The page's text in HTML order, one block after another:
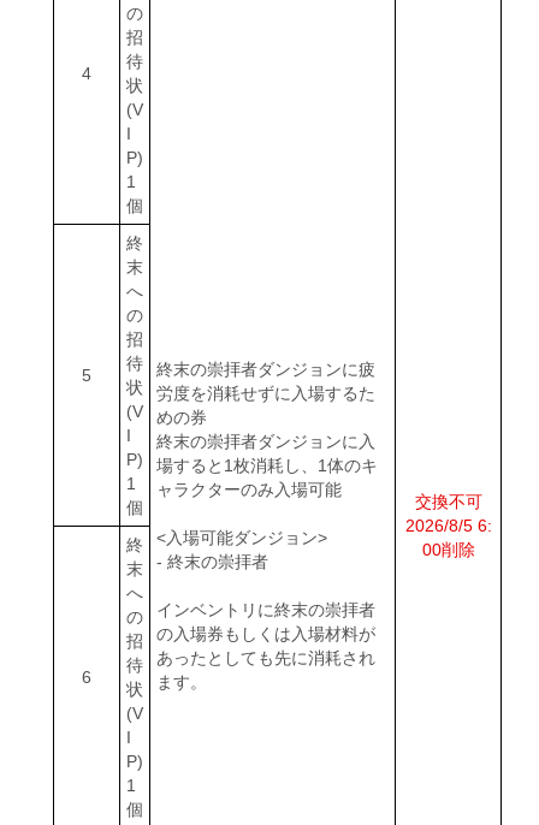
終末の崇拝者ダンジョンに疲
労度を消耗せずに入場するた
めの券
終末の崇拝者ダンジョンに入
場すると1枚消耗し、1体のキ
ャラクターのみ入場可能
<入場可能ダンジョン>
- 終末の崇拝者
インベントリに終末の崇拝者
の入場券もしくは入場材料が
あったとしても先に消耗され
ます。
交換不可
2026/8/5 6:
00削除
4
の
招
待
状
(V
I
P)
1
個
5
終
末
へ
の
招
待
状
(V
I
P)
1
個
6
終
末
へ
の
招
待
状
(V
I
P)
1
個